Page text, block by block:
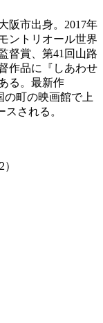
市出身。2017年
ントリオール世界
督賞、第41回山路
作品に『しあわせ
る。最新作
の町の映画館で上
される。